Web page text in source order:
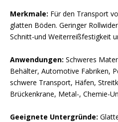
Merkmale: Für den Transport
glatten Böden. Geringer
Schnitt-und Weiterreißfestigkeit
Anwendungen: Schweres
Behälter, Automotive Fabriken,
schwere Transport, Häfen,
Brückenkrane, Metal-, Chemie-
Geeignete Untergründe: